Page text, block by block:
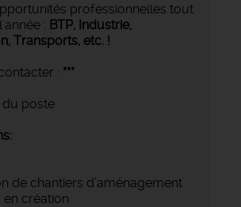
professionnelles tout
: BTP, Industrie,
Transports, etc. !
: ***
du poste
de chantiers d’aménagement
création